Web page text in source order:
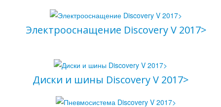
Электрооснащение Discovery V 2017>
Диски и шины Discovery V 2017>